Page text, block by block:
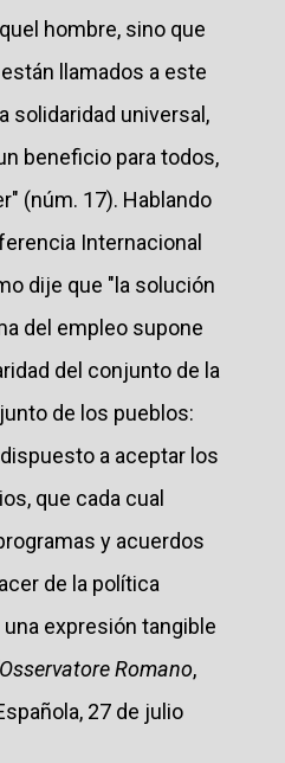
hombre, sino que
llamados a este
solidaridad universal,
beneficio para todos,
(núm. 17). Hablando
Internacional
dije que "la solución
del empleo supone
del conjunto de la
de los pueblos:
a aceptar los
que cada cual
y acuerdos
de la política
expresión tangible
Romano,
27 de julio